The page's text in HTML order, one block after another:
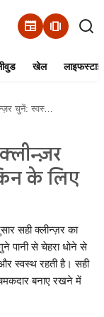
newspaper amp_stories
खेल
जरूरी स्किनकेयर टिप्स
के लिए
सही क्लीन्ज़र का
पानी से चेहरा धोने से
स्वस्थ रहती है। सही
बनाए रखने में